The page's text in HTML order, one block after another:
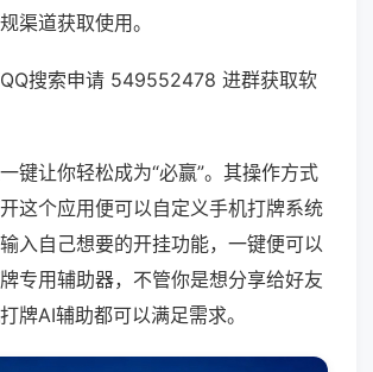
渠道获取使用。
搜索申请 549552478 进群获取软
键让你轻松成为“必赢”。其操作方式
这个应用便可以自定义手机打牌系统
入自己想要的开挂功能，一键便可以
专用辅助器，不管你是想分享给好友
牌AI辅助都可以满足需求。